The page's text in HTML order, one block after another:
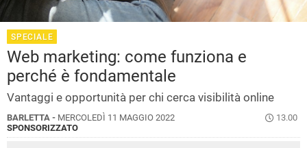
SPECIALE
Web marketing: come funziona e
perché è fondamentale
Vantaggi e opportunità per chi cerca visibilità online
BARLETTA - MERCOLEDÌ 11 MAGGIO 2022
13.00
SPONSORIZZATO